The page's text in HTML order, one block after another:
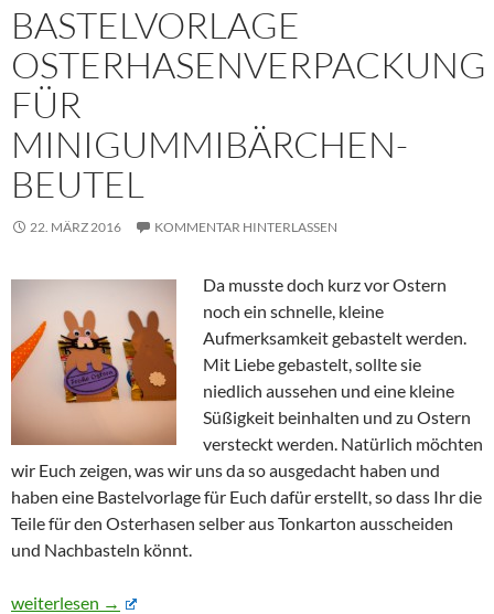
BASTELVORLAGE
OSTERHASENVERPACKUNG
FÜR
MINIGUMMIBÄRCHEN-
BEUTEL
22. MÄRZ 2016 KOMMENTAR HINTERLASSEN
Da musste doch kurz vor Ostern
noch ein schnelle, kleine
Aufmerksamkeit gebastelt werden.
Mit Liebe gebastelt, sollte sie
niedlich aussehen und eine kleine
Süßigkeit beinhalten und zu Ostern
versteckt werden. Natürlich möchten
wir Euch zeigen, was wir uns da so ausgedacht haben und
haben eine Bastelvorlage für Euch dafür erstellt, so dass Ihr die
Teile für den Osterhasen selber aus Tonkarton ausscheiden
und Nachbasteln könnt.
Bastelvorlage Osterhasenverpackung für Minigummibärchen-
weiterlesen →